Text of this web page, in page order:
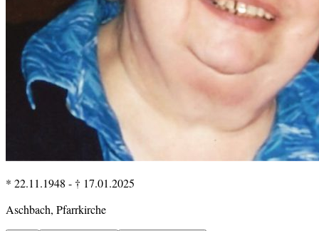
* 22.11.1948 - † 17.01.2025
Aschbach, Pfarrkirche